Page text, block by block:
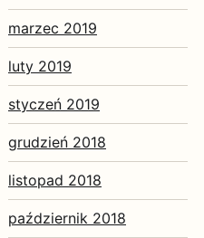
marzec 2019
luty 2019
styczeń 2019
grudzień 2018
listopad 2018
październik 2018